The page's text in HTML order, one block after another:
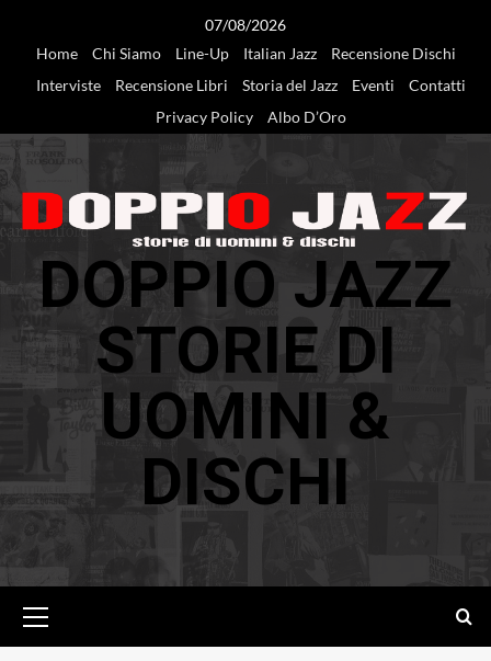
07/08/2026
Home
Chi Siamo Line-Up Italian Jazz
Recensione Dischi
Interviste
Recensione Libri Storia del Jazz Eventi
Contatti
Privacy Policy
Albo D’Oro
DOPPIO JAZZ
STORIE DI
UOMINI &
DISCHI
principale